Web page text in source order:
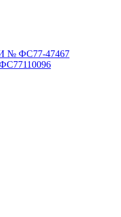
№ ФС77-47467